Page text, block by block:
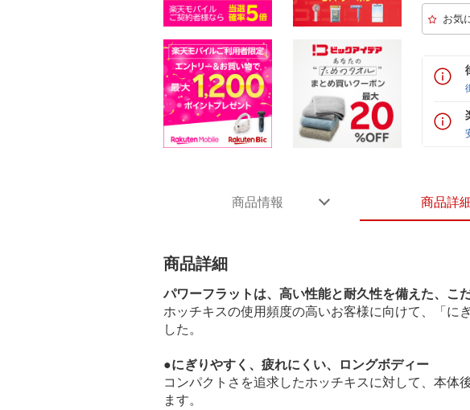
商品情報 商品詳
商品詳細
パワーフラットは、高い性能と耐久性を備えた、こ
ホッチキスの使用頻度の高いお客様に向けて、「に
した。
●にぎりやすく、疲れにくい、ロングボディー
コンパクトさを追求したホッチキスに対して、本体
ます。